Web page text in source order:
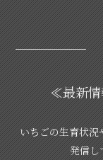
≪最新情
いちごの生育状況
発信し